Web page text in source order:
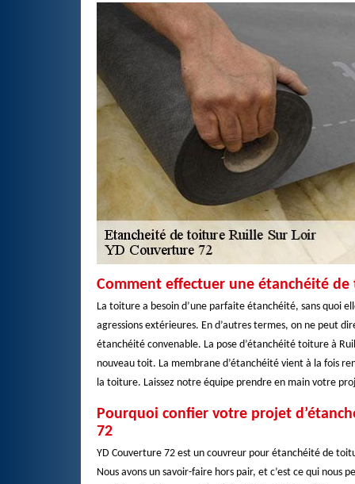
Comment effectuer une étanchéité de
La toiture a besoin d’une parfaite étanchéité, sans quoi
agressions extérieures. En d’autres termes, on ne peut
étanchéité convenable. La pose d’étanchéité toiture à
nouveau toit. La membrane d’étanchéité vient à la fois
la toiture. Laissez notre équipe prendre en main votre
Pourquoi confier votre projet
72
YD Couverture 72 est un couvreur pour étanchéité de
Nous avons un savoir-faire hors pair, et c’est ce qui nous